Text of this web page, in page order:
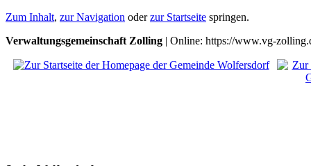
Zum Inhalt, zur Navigation oderzur Startseite springen.
Verwaltungsgemeinschaft Zolling | Online: https://www.vg-